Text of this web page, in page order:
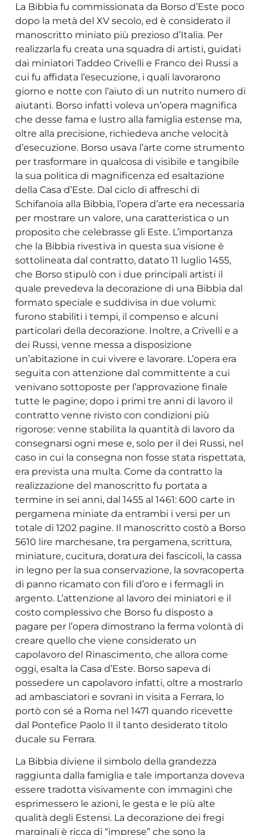
La Bibbia fu commissionata da Borso d’Este poco
dopo la metà del XV secolo, ed è considerato il
manoscritto miniato più prezioso d’Italia. Per
realizzarla fu creata una squadra di artisti, guidati
dai miniatori Taddeo Crivelli e Franco dei Russi a
cui fu affidata l’esecuzione, i quali lavorarono
giorno e notte con l’aiuto di un nutrito numero di
aiutanti. Borso infatti voleva un’opera magnifica
che desse fama e lustro alla famiglia estense ma,
oltre alla precisione, richiedeva anche velocità
d’esecuzione. Borso usava l’arte come strumento
per trasformare in qualcosa di visibile e tangibile
la sua politica di magnificenza ed esaltazione
della Casa d’Este. Dal ciclo di affreschi di
Schifanoia alla Bibbia, l’opera d’arte era necessaria
per mostrare un valore, una caratteristica o un
proposito che celebrasse gli Este. L’importanza
che la Bibbia rivestiva in questa sua visione è
sottolineata dal contratto, datato 11 luglio 1455,
che Borso stipulò con i due principali artisti il
quale prevedeva la decorazione di una Bibbia dal
formato speciale e suddivisa in due volumi:
furono stabiliti i tempi, il compenso e alcuni
particolari della decorazione. Inoltre, a Crivelli e a
dei Russi, venne messa a disposizione
un’abitazione in cui vivere e lavorare. L’opera era
seguita con attenzione dal committente a cui
venivano sottoposte per l’approvazione finale
tutte le pagine; dopo i primi tre anni di lavoro il
contratto venne rivisto con condizioni più
rigorose: venne stabilita la quantità di lavoro da
consegnarsi ogni mese e, solo per il dei Russi, nel
caso in cui la consegna non fosse stata rispettata,
era prevista una multa. Come da contratto la
realizzazione del manoscritto fu portata a
termine in sei anni, dal 1455 al 1461: 600 carte in
pergamena miniate da entrambi i versi per un
totale di 1202 pagine. Il manoscritto costò a Borso
5610 lire marchesane, tra pergamena, scrittura,
miniature, cucitura, doratura dei fascicoli, la cassa
in legno per la sua conservazione, la sovracoperta
di panno ricamato con fili d’oro e i fermagli in
argento. L’attenzione al lavoro dei miniatori e il
costo complessivo che Borso fu disposto a
pagare per l’opera dimostrano la ferma volontà di
creare quello che viene considerato un
capolavoro del Rinascimento, che allora come
oggi, esalta la Casa d’Este. Borso sapeva di
possedere un capolavoro infatti, oltre a mostrarlo
ad ambasciatori e sovrani in visita a Ferrara, lo
portò con sé a Roma nel 1471 quando ricevette
dal Pontefice Paolo II il tanto desiderato titolo
ducale su Ferrara.
La Bibbia diviene il simbolo della grandezza
raggiunta dalla famiglia e tale importanza doveva
essere tradotta visivamente con immagini che
esprimessero le azioni, le gesta e le più alte
qualità degli Estensi. La decorazione dei fregi
marginali è ricca di “imprese” che sono la